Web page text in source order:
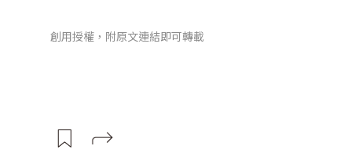
創用授權，附原文連結即可轉載